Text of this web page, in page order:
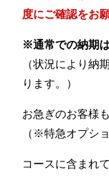
度にご確認をお
※通常での納期
（状況により納
ります。）
お急ぎのお客様
（※特急オプシ
コースに含まれ